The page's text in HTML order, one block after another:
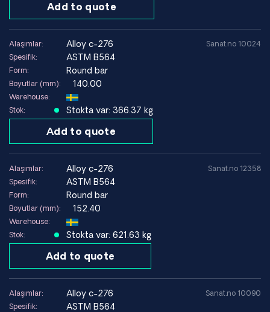
farklı malzemelerin kaynaklanmasında da kullanılır.
C276 Alaşımı
Nikel Bazlı Korozyona Dayanıklı Alaşımlar
Farklı Malzemelerin Kaynaklanmasında Seçilmiş Paslanmaz
Çelikler
Korozyon Direnci
C276 alaşımı, çok çeşitli agresif kimyasal ortamlara karşı
çok iyi direnç sunar.
Bu malzeme, hem lokal korozyonun hem de taneler arası
aşınmanın sınırlandırılması gereken ortamlarda özellikle takdir
edilmektedir. Bu, kaynak malzemesini asidik, klorür içeren
veya başka türlü aşındırıcı ortamlarda çalışan proses
ekipmanları için güçlü bir seçenek haline getirir.
C276 Alaşımının İyi Performans Gösterdiği
Ortamlar
Kimyasal proses ortamları
Baca gazı arıtma
Aşındırıcı endüstriyel ortamlar
Add to quote
Alaşımlar: alloy c-276
Spesifik: ASTM B564
Form: Round bar
Boyutlar (mm): 140.00
Warehouse:
Stok:
Stokta var: 366.37 kg
Add to quote
Sanat.no 10024
Alaşımlar: alloy c-276
Spesifik: ASTM B564
Form: Round bar
Boyutlar (mm): 152.40
Warehouse:
Stok:
Stokta var: 621.63 kg
Add to quote
Sanat.no 12358
Alaşımlar: alloy c-276
Spesifik: ASTM B564
Sanat.no 10090